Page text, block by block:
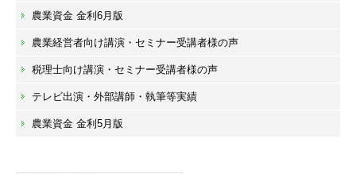
農業資金 金利6月版
農業経営者向け講演・セミナー受講者様の声
税理士向け講演・セミナー受講者様の声
テレビ出演・外部講師・執筆等実績
農業資金 金利5月版